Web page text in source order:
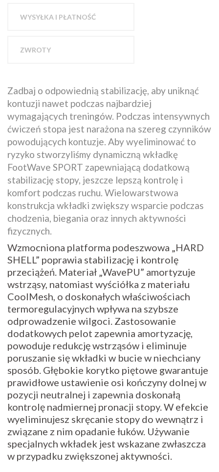
WYSYŁKA I PŁATNOŚĆ
ZWROTY
Zadbaj o odpowiednią stabilizację, aby uniknąć
kontuzji nawet podczas najbardziej
wymagających treningów. Podczas intensywnych
ćwiczeń stopa jest narażona na szereg czynników
powodujących kontuzje. Aby wyeliminować to
ryzyko stworzyliśmy dynamiczną wkładkę
FootWave SPORT zapewniającą dodatkową
stabilizację stopy, jeszcze lepszą kontrolę i
komfort podczas ruchu. Wielowarstwowa
konstrukcja wkładki zwiększy wsparcie podczas
chodzenia, biegania oraz innych aktywności
fizycznych.
Wzmocniona platforma podeszwowa „HARD
SHELL” poprawia stabilizację i kontrolę
przeciążeń. Materiał „WavePU” amortyzuje
wstrząsy, natomiast wyściółka z materiału
CoolMesh, o doskonałych właściwościach
termoregulacyjnych wpływa na szybsze
odprowadzenie wilgoci. Zastosowanie
dodatkowych pelot zapewnia amortyzację,
powoduje redukcję wstrząsów i eliminuje
poruszanie się wkładki w bucie w niechciany
sposób. Głębokie korytko piętowe gwarantuje
prawidłowe ustawienie osi kończyny dolnej w
pozycji neutralnej i zapewnia doskonałą
kontrolę nadmiernej pronacji stopy. W efekcie
wyeliminujesz skręcanie stopy do wewnątrz i
związane z nim opadanie łuków. Używanie
specjalnych wkładek jest wskazane zwłaszcza
w przypadku zwiększonej aktywności.